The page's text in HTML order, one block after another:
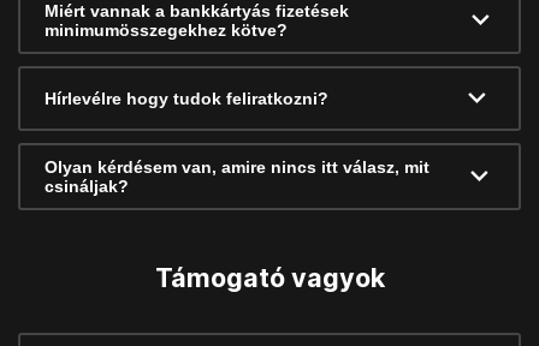
Miért vannak a bankkártyás fizetések
minimumösszegekhez kötve?
Hírlevélre hogy tudok feliratkozni?
Olyan kérdésem van, amire nincs itt válasz, mit
csináljak?
Támogató vagyok